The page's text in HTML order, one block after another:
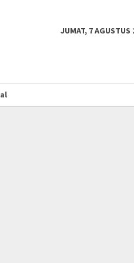
JUMAT, 7 AGUSTUS